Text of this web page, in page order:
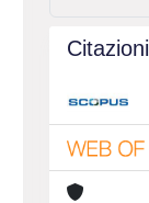
Citazioni